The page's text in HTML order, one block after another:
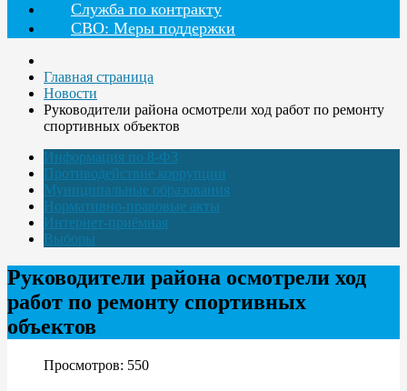
Служба по контракту
СВО: Меры поддержки
Главная страница
Новости
Руководители района осмотрели ход работ по ремонту
спортивных объектов
Информация по 8-ФЗ
Противодействие коррупции
Муниципальные образования
Нормативно-правовые акты
Интернет-приёмная
Выборы
Руководители района осмотрели ход
работ по ремонту спортивных
объектов
Просмотров: 550